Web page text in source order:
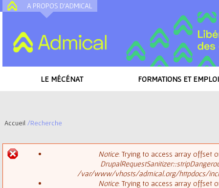
A PROPOS D'ADMICAL
LE MÉCÉNAT FORMATIONS ET
Accueil /Recherche
Notice: Trying to access array offset
/var/www/vhosts/admical.org/httpdocs/
Notice: Trying to access array offset